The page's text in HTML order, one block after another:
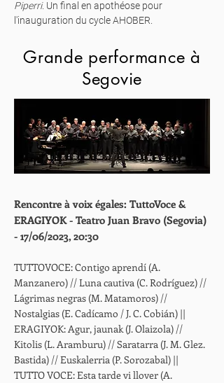
Piperri. Un final en apothéose pour
l'inauguration du cycle AHOBER.
Grande performance à
Segovie
Rencontre à voix égales: TuttoVoce &
ERAGIYOK - Teatro Juan Bravo (Segovia)
- 17/06/2023, 20:30
TUTTOVOCE: Contigo aprendí (A.
Manzanero) // Luna cautiva (C. Rodríguez) //
Lágrimas negras (M. Matamoros) //
Nostalgias (E. Cadícamo / J. C. Cobián) ||
ERAGIYOK: Agur, jaunak (J. Olaizola) //
Kitolis (L. Aramburu) // Saratarra (J. M. Glez.
Bastida) // Euskalerria (P. Sorozabal) ||
TUTTO VOCE: Esta tarde vi llover (A.